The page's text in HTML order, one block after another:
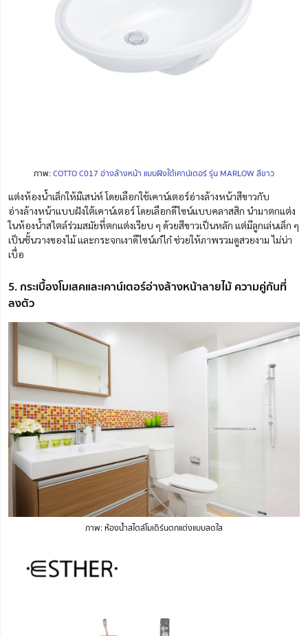
ภาพ:COTTO C017 อ่างล้างหน้า แบบฝังใต้เคาน์เตอร์ รุ่น MARLOW สีขาว
แต่งห้องน้ำเล็กให้มีเสน่ห์ โดยเลือกใช้เคาน์เตอร์อ่างล้างหน้าสีขาวกับ
อ่างล้างหน้าแบบฝังใต้เคาน์เตอร์ โดยเลือกดีไซน์แบบคลาสสิก นำมาตกแต่ง
ในห้องน้ำสไตล์ร่วมสมัยที่ตกแต่งเรียบ ๆ ด้วยสีขาวเป็นหลัก แต่มีลูกเล่นเล็ก ๆ
เป็นชั้นวางของไม้ และกระจกเงาดีไซน์เก๋ไก๋ ช่วยให้ภาพรวมดูสวยงาม ไม่น่า
เบื่อ
5. กระเบื้องโมเสคและเคาน์เตอร์อ่างล้างหน้าลายไม้ ความคู่กันที่
ลงตัว
ภาพ: ห้องน้ำสไตล์โมเดิร์นตกแต่งแบบสดใส